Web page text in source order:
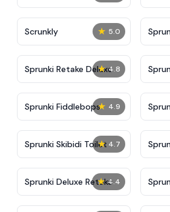
★ 5.0
Scrunkly
★ 4.8
Sprunki Retake Deluxe
★ 4.9
Sprunki Fiddlebops
★ 4.7
Sprunki Skibidi Toilet
★ 4.4
Sprunki Deluxe Retake